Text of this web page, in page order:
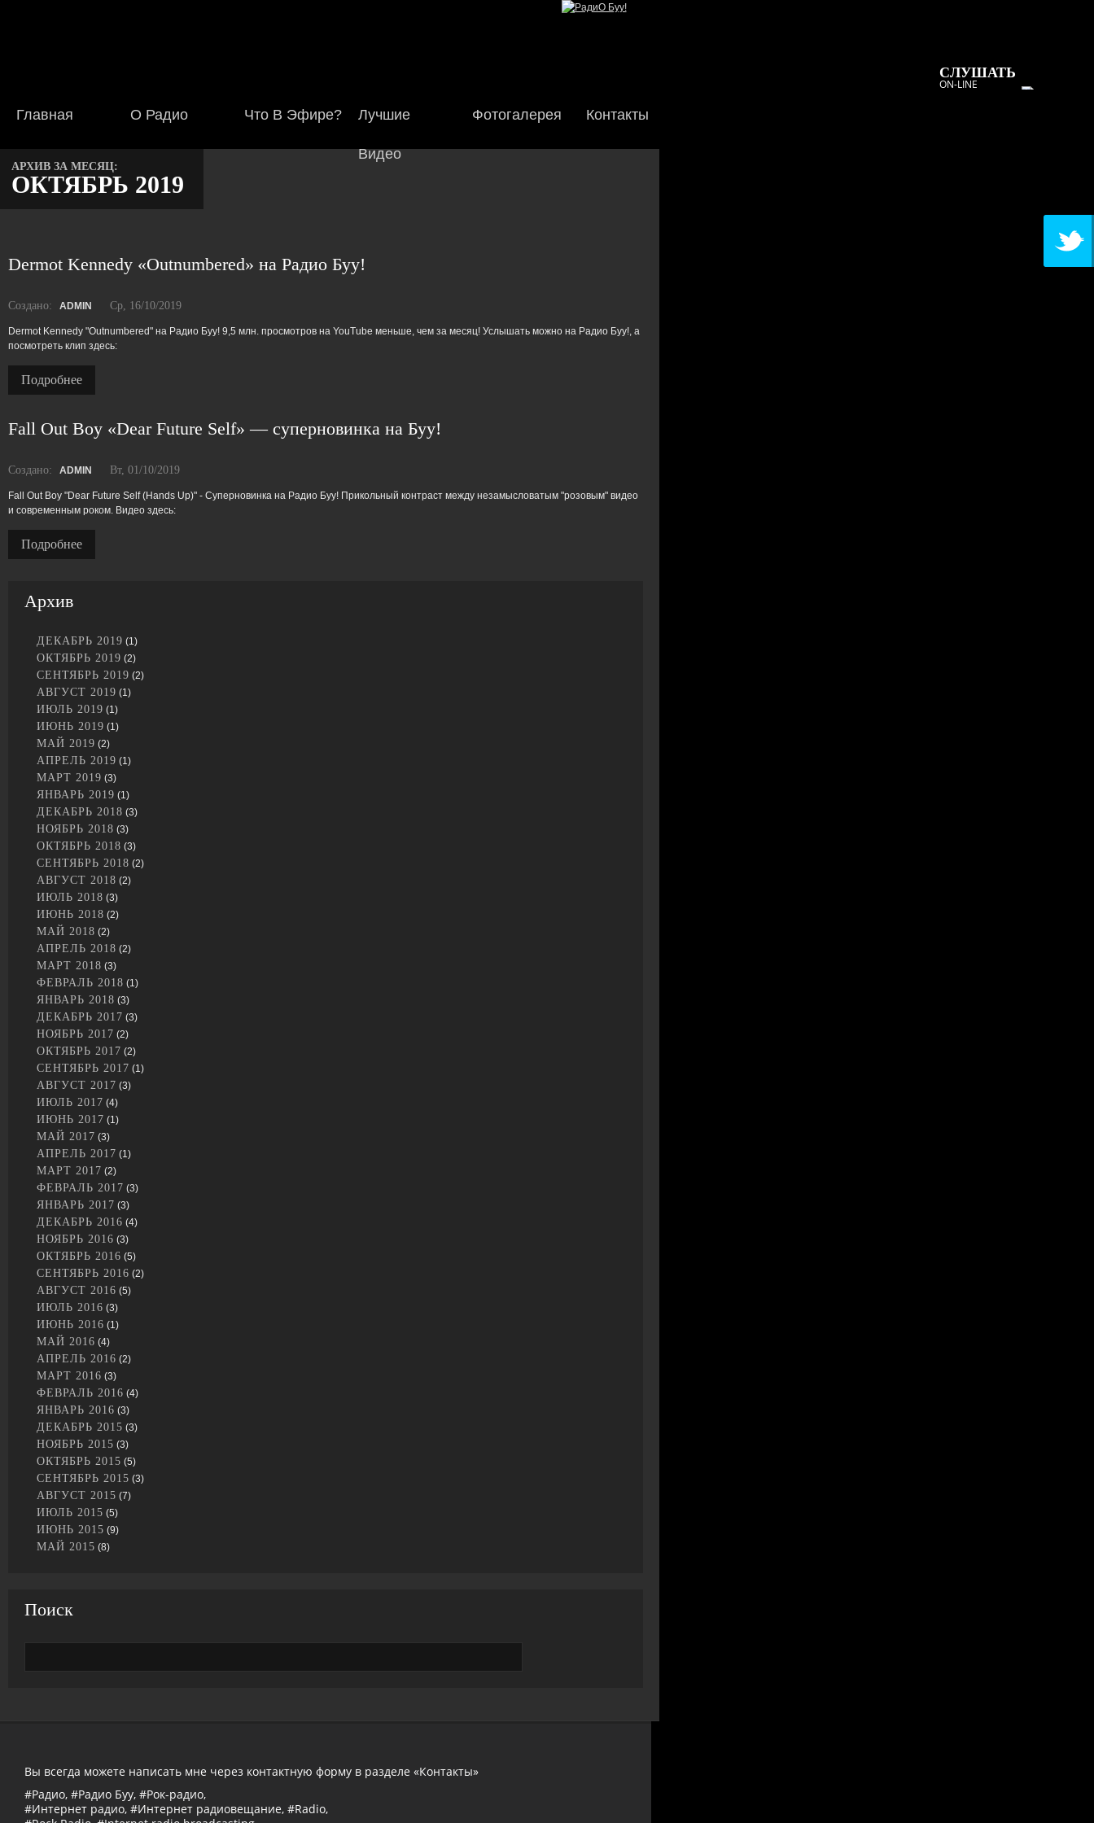
СЛУШАТЬ
ON-LINE
Главная О Радио Что В Эфире? Лучшие
Видео
Фотогалерея Контакты
АРХИВ ЗА МЕСЯЦ:
ОКТЯБРЬ 2019
Dermot Kennedy «Outnumbered» на Радио Буу!
Создано: ADMIN Ср, 16/10/2019
Dermot Kennedy "Outnumbered" на Радио Буу! 9,5 млн. просмотров на YouTube меньше, чем за месяц! Услышать можно на Радио Буу!, а
посмотреть клип здесь:
Подробнее
Fall Out Boy «Dear Future Self» — суперновинка на Буу!
Создано: ADMIN Вт, 01/10/2019
Fall Out Boy "Dear Future Self (Hands Up)" - Суперновинка на Радио Буу! Прикольный контраст между незамысловатым "розовым" видео
и современным роком. Видео здесь:
Подробнее
Архив
ДЕКАБРЬ 2019 (1)
ОКТЯБРЬ 2019 (2)
СЕНТЯБРЬ 2019 (2)
АВГУСТ 2019 (1)
ИЮЛЬ 2019 (1)
ИЮНЬ 2019 (1)
МАЙ 2019 (2)
АПРЕЛЬ 2019 (1)
МАРТ 2019 (3)
ЯНВАРЬ 2019 (1)
ДЕКАБРЬ 2018 (3)
НОЯБРЬ 2018 (3)
ОКТЯБРЬ 2018 (3)
СЕНТЯБРЬ 2018 (2)
АВГУСТ 2018 (2)
ИЮЛЬ 2018 (3)
ИЮНЬ 2018 (2)
МАЙ 2018 (2)
АПРЕЛЬ 2018 (2)
МАРТ 2018 (3)
ФЕВРАЛЬ 2018 (1)
ЯНВАРЬ 2018 (3)
ДЕКАБРЬ 2017 (3)
НОЯБРЬ 2017 (2)
ОКТЯБРЬ 2017 (2)
СЕНТЯБРЬ 2017 (1)
АВГУСТ 2017 (3)
ИЮЛЬ 2017 (4)
ИЮНЬ 2017 (1)
МАЙ 2017 (3)
АПРЕЛЬ 2017 (1)
МАРТ 2017 (2)
ФЕВРАЛЬ 2017 (3)
ЯНВАРЬ 2017 (3)
ДЕКАБРЬ 2016 (4)
НОЯБРЬ 2016 (3)
ОКТЯБРЬ 2016 (5)
СЕНТЯБРЬ 2016 (2)
АВГУСТ 2016 (5)
ИЮЛЬ 2016 (3)
ИЮНЬ 2016 (1)
МАЙ 2016 (4)
АПРЕЛЬ 2016 (2)
МАРТ 2016 (3)
ФЕВРАЛЬ 2016 (4)
ЯНВАРЬ 2016 (3)
ДЕКАБРЬ 2015 (3)
НОЯБРЬ 2015 (3)
ОКТЯБРЬ 2015 (5)
СЕНТЯБРЬ 2015 (3)
АВГУСТ 2015 (7)
ИЮЛЬ 2015 (5)
ИЮНЬ 2015 (9)
МАЙ 2015 (8)
Поиск
Вы всегда можете написать мне через контактную форму в разделе «Контакты»
#Радио, #Радио Буу, #Рок-радио,
#Интернет радио, #Интернет радиовещание, #Radio,